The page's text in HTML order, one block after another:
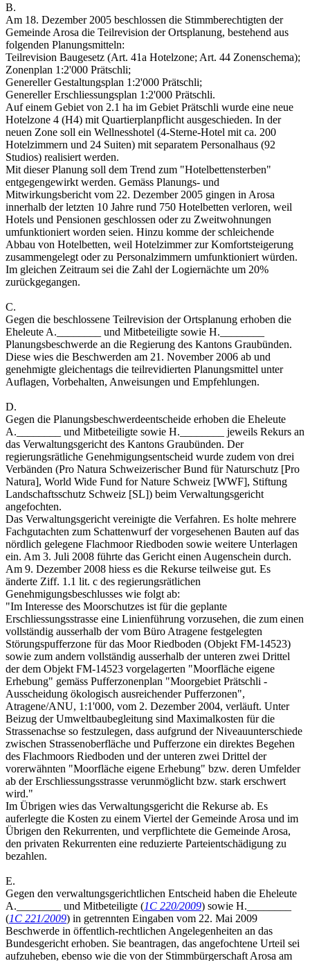
B.
Am 18. Dezember 2005 beschlossen die Stimmberechtigten der
Gemeinde Arosa die Teilrevision der Ortsplanung, bestehend aus
folgenden Planungsmitteln:
Teilrevision Baugesetz (Art. 41a Hotelzone; Art. 44 Zonenschema);
Zonenplan 1:2'000 Prätschli;
Genereller Gestaltungsplan 1:2'000 Prätschli;
Genereller Erschliessungsplan 1:2'000 Prätschli.
Auf einem Gebiet von 2.1 ha im Gebiet Prätschli wurde eine neue
Hotelzone 4 (H4) mit Quartierplanpflicht ausgeschieden. In der
neuen Zone soll ein Wellnesshotel (4-Sterne-Hotel mit ca. 200
Hotelzimmern und 24 Suiten) mit separatem Personalhaus (92
Studios) realisiert werden.
Mit dieser Planung soll dem Trend zum "Hotelbettensterben"
entgegengewirkt werden. Gemäss Planungs- und
Mitwirkungsbericht vom 22. Dezember 2005 gingen in Arosa
innerhalb der letzten 10 Jahre rund 750 Hotelbetten verloren, weil
Hotels und Pensionen geschlossen oder zu Zweitwohnungen
umfunktioniert worden seien. Hinzu komme der schleichende
Abbau von Hotelbetten, weil Hotelzimmer zur Komfortsteigerung
zusammengelegt oder zu Personalzimmern umfunktioniert würden.
Im gleichen Zeitraum sei die Zahl der Logiernächte um 20%
zurückgegangen.
C.
Gegen die beschlossene Teilrevision der Ortsplanung erhoben die
Eheleute A.________ und Mitbeteiligte sowie H.________
Planungsbeschwerde an die Regierung des Kantons Graubünden.
Diese wies die Beschwerden am 21. November 2006 ab und
genehmigte gleichentags die teilrevidierten Planungsmittel unter
Auflagen, Vorbehalten, Anweisungen und Empfehlungen.
D.
Gegen die Planungsbeschwerdeentscheide erhoben die Eheleute
A.________ und Mitbeteiligte sowie H.________ jeweils Rekurs an
das Verwaltungsgericht des Kantons Graubünden. Der
regierungsrätliche Genehmigungsentscheid wurde zudem von drei
Verbänden (Pro Natura Schweizerischer Bund für Naturschutz [Pro
Natura], World Wide Fund for Nature Schweiz [WWF], Stiftung
Landschaftsschutz Schweiz [SL]) beim Verwaltungsgericht
angefochten.
Das Verwaltungsgericht vereinigte die Verfahren. Es holte mehrere
Fachgutachten zum Schattenwurf der vorgesehenen Bauten auf das
nördlich gelegene Flachmoor Riedboden sowie weitere Unterlagen
ein. Am 3. Juli 2008 führte das Gericht einen Augenschein durch.
Am 9. Dezember 2008 hiess es die Rekurse teilweise gut. Es
änderte Ziff. 1.1 lit. c des regierungsrätlichen
Genehmigungsbeschlusses wie folgt ab:
"Im Interesse des Moorschutzes ist für die geplante
Erschliessungsstrasse eine Linienführung vorzusehen, die zum einen
vollständig ausserhalb der vom Büro Atragene festgelegten
Störungspufferzone für das Moor Riedboden (Objekt FM-14523)
sowie zum andern vollständig ausserhalb der unteren zwei Drittel
der dem Objekt FM-14523 vorgelagerten "Moorfläche eigene
Erhebung" gemäss Pufferzonenplan "Moorgebiet Prätschli -
Ausscheidung ökologisch ausreichender Pufferzonen",
Atragene/ANU, 1:1'000, vom 2. Dezember 2004, verläuft. Unter
Beizug der Umweltbaubegleitung sind Maximalkosten für die
Strassenachse so festzulegen, dass aufgrund der Niveauunterschiede
zwischen Strassenoberfläche und Pufferzone ein direktes Begehen
des Flachmoors Riedboden und der unteren zwei Drittel der
vorerwähnten "Moorfläche eigene Erhebung" bzw. deren Umfelder
ab der Erschliessungsstrasse verunmöglicht bzw. stark erschwert
wird."
Im Übrigen wies das Verwaltungsgericht die Rekurse ab. Es
auferlegte die Kosten zu einem Viertel der Gemeinde Arosa und im
Übrigen den Rekurrenten, und verpflichtete die Gemeinde Arosa,
den privaten Rekurrenten eine reduzierte Parteientschädigung zu
bezahlen.
E.
Gegen den verwaltungsgerichtlichen Entscheid haben die Eheleute
A.________ und Mitbeteiligte (1C 220/2009) sowie H.________
(1C 221/2009) in getrennten Eingaben vom 22. Mai 2009
Beschwerde in öffentlich-rechtlichen Angelegenheiten an das
Bundesgericht erhoben. Sie beantragen, das angefochtene Urteil sei
aufzuheben, ebenso wie die von der Stimmbürgerschaft Arosa am